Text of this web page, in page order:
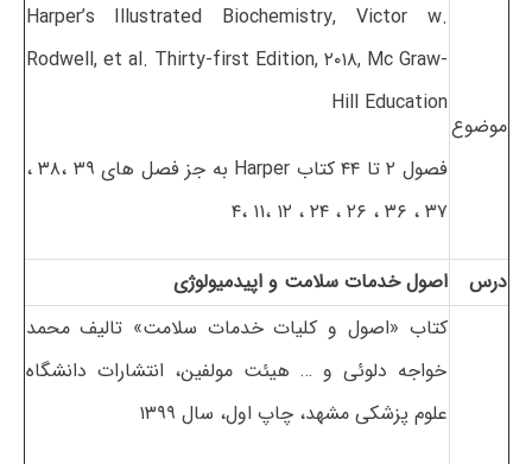
موضوع
Harper’s Illustrated Biochemistry, Victor w.
Rodwell, et al. Thirty-first Edition, ۲۰۱۸, Mc Graw-
Hill Education
فصول ۲ تا ۴۴ کتاب Harper به جز فصل های ۳۹ ،۳۸ ،
۳۷ ، ۳۶ ، ۲۶ ، ۲۴ ، ۱۲ ،۱۱ ،۴
درس اصول خدمات سلامت و اپیدمیولوژی
کتاب «اصول و کلیات خدمات سلامت» تالیف محمد
خواجه دلوئی و … هیئت مولفین، انتشارات دانشگاه
علوم پزشکی مشهد، چاپ اول، سال ۱۳۹۹